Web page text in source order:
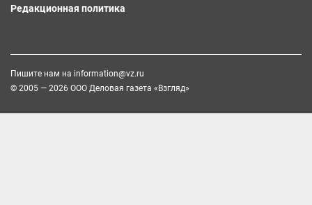
Редакционная политика
Пишите нам на information@vz.ru
© 2005 — 2026 ООО Деловая газета «Взгляд»